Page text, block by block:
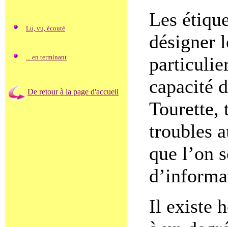
Lu, vu, écouté
... en terminant
De retour à la page d'accueil
Les
désigner
capacité
Tourette,
troubles
que l’on
Il existe